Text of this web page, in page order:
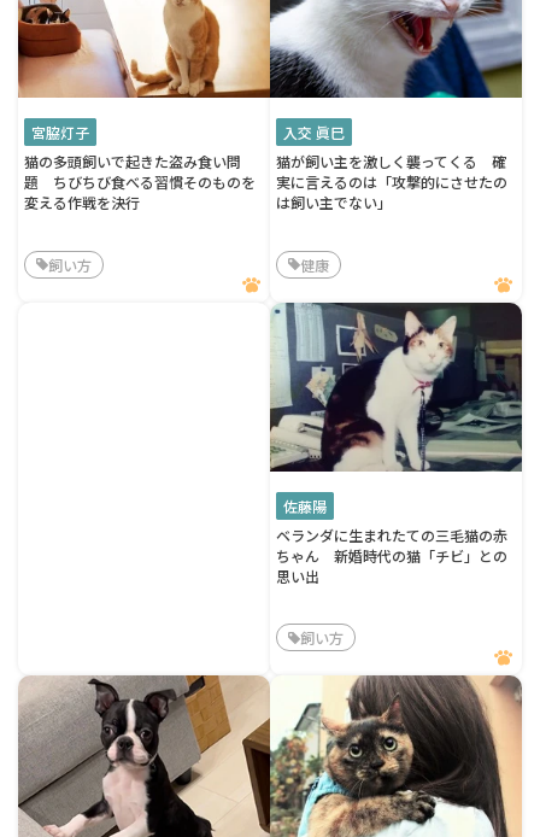
宮脇灯子
猫の多頭飼いで起きた盗み食い問
題 ちびちび食べる習慣そのものを
変える作戦を決行
飼い方
入交 眞巳
猫が飼い主を激しく襲ってくる 確
実に言えるのは「攻撃的にさせたの
は飼い主でない」
健康
佐藤陽
ベランダに生まれたての三毛猫の赤
ちゃん 新婚時代の猫「チビ」との
思い出
飼い方